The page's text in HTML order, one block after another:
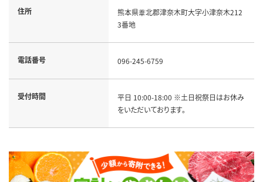
住所
熊本県葦北郡津奈木町大字小津奈木212
3番地
電話番号 096-245-6759
受付時間
平日 10:00-18:00 ※土日祝祭日はお休み
をいただいております。